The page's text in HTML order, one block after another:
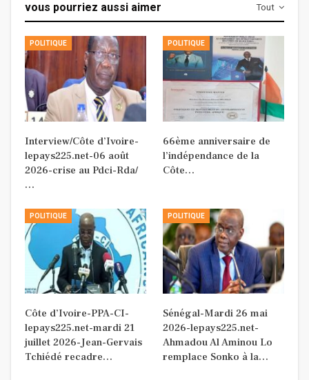
Tout
vous pourriez aussi aimer
POLITIQUE
Interview/Côte d’Ivoire-
lepays225.net-06 août
2026-crise au Pdci-Rda/
…
POLITIQUE
66ème anniversaire de
l’indépendance de la
Côte…
POLITIQUE
Côte d’Ivoire-PPA-CI-
lepays225.net-mardi 21
juillet 2026-Jean-Gervais
Tchiédé recadre…
POLITIQUE
Sénégal-Mardi 26 mai
2026-lepays225.net-
Ahmadou Al Aminou Lo
remplace Sonko à la…